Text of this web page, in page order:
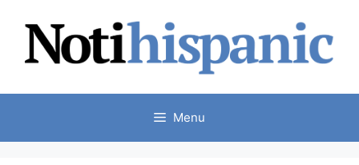
content
Menu